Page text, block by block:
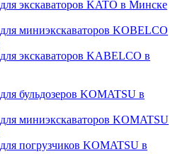
экскаваторов KATO в Минске
миниэкскаваторов KOBELCO
экскаваторов KABELCO в
бульдозеров KOMATSU в
миниэкскаваторов KOMATSU
погрузчиков KOMATSU в